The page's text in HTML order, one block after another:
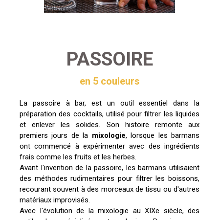
PASSOIRE
en 5 couleurs
La passoire à bar, est un outil essentiel dans la
préparation des cocktails, utilisé pour filtrer les liquides
et enlever les solides. Son histoire remonte aux
premiers jours de la mixologie, lorsque les barmans
ont commencé à expérimenter avec des ingrédients
frais comme les fruits et les herbes.
Avant l'invention de la passoire, les barmans utilisaient
des méthodes rudimentaires pour filtrer les boissons,
recourant souvent à des morceaux de tissu ou d'autres
matériaux improvisés.
Avec l'évolution de la mixologie au XIXe siècle, des